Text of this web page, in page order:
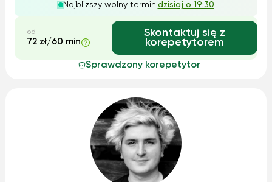
Najbliższy wolny termin:dzisiaj o 19:30
od
72 zł/60 min
Skontaktuj się z
korepetytorem
Sprawdzony korepetytor